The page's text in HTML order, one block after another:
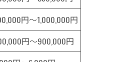
円～1,000,000円
円～900,000円